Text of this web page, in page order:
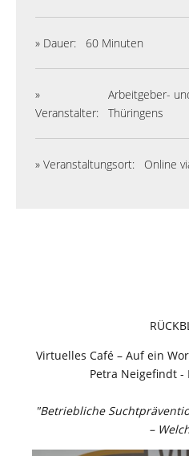
» Dauer: 60 Minuten
»
Veranstalter:
Arbeitgeber-
Thüringens
» Veranstaltungsort: Online
Virtuelles Café – Auf ein
Petra Neigefindt -
"Betriebliche
–